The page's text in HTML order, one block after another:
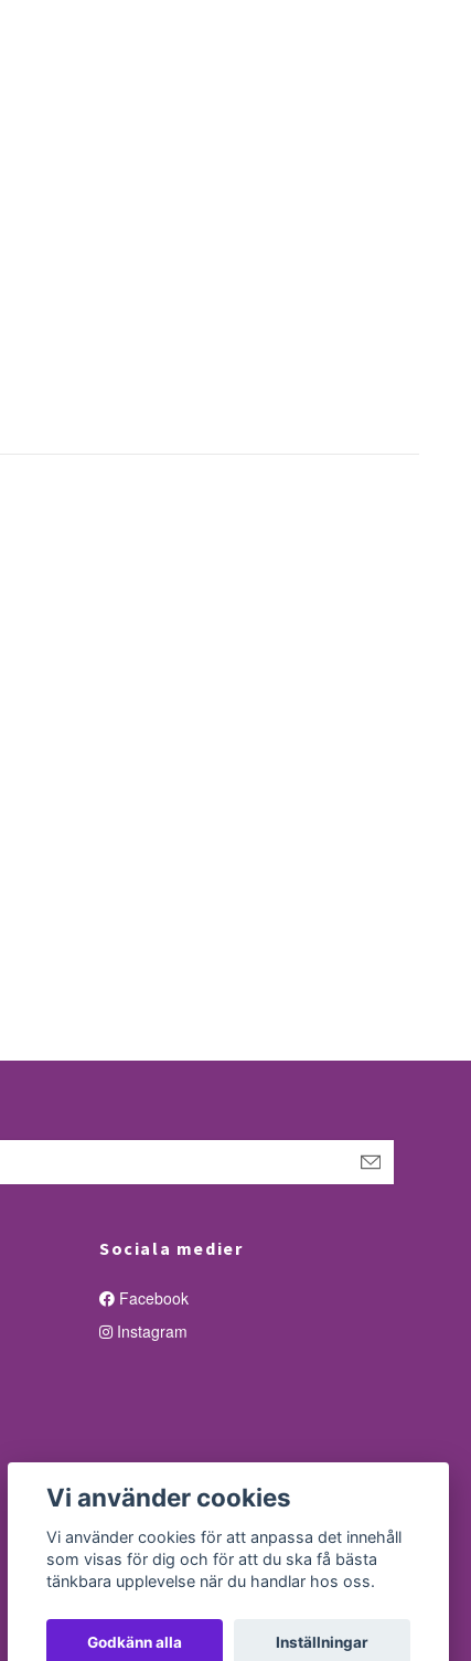
Sociala medier
Facebook
Instagram
Vi använder cookies
Vi använder cookies för att anpassa det innehåll
som visas för dig och för att du ska få bästa
tänkbara upplevelse när du handlar hos oss.
Godkänn alla Inställningar